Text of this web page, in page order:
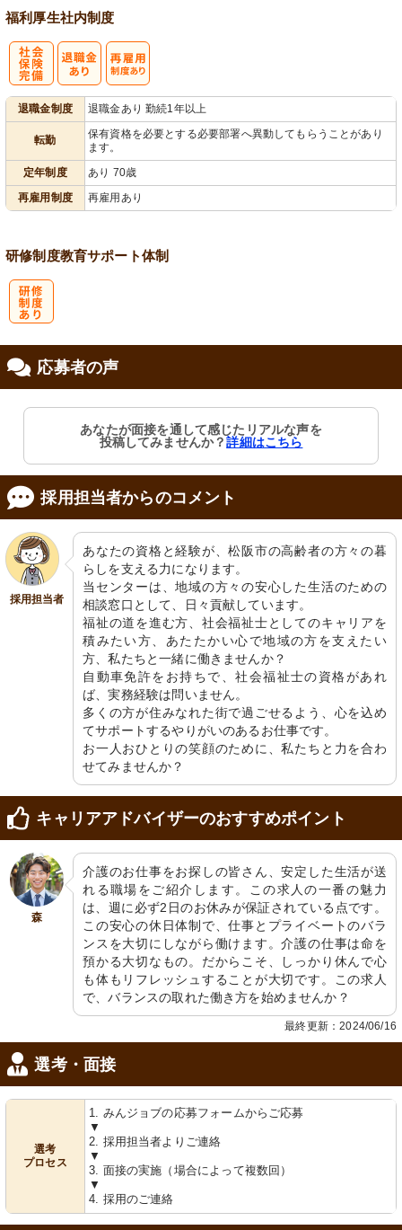
福利厚生社内制度
退職金制度 退職金あり 勤続1年以上
転勤
保有資格を必要とする必要部署へ異動してもらうことがあり
ます。
定年制度
あり 70歳
再雇用制度
再雇用あり
研修制度教育サポート体制
応募者の声
あなたが面接を通して感じたリアルな声を
投稿してみませんか？詳細はこちら
採用担当者からのコメント
採用担当者
あなたの資格と経験が、松阪市の高齢者の方々の暮
らしを支える力になります。
当センターは、地域の方々の安心した生活のための
相談窓口として、日々貢献しています。
福祉の道を進む方、社会福祉士としてのキャリアを
積みたい方、あたたかい心で地域の方を支えたい
方、私たちと一緒に働きませんか？
自動車免許をお持ちで、社会福祉士の資格があれ
ば、実務経験は問いません。
多くの方が住みなれた街で過ごせるよう、心を込め
てサポートするやりがいのあるお仕事です。
お一人おひとりの笑顔のために、私たちと力を合わ
せてみませんか？
キャリアアドバイザーのおすすめポイント
森
介護のお仕事をお探しの皆さん、安定した生活が送
れる職場をご紹介します。この求人の一番の魅力
は、週に必ず2日のお休みが保証されている点です。
この安心の休日体制で、仕事とプライベートのバラ
ンスを大切にしながら働けます。介護の仕事は命を
預かる大切なもの。だからこそ、しっかり休んで心
も体もリフレッシュすることが大切です。この求人
で、バランスの取れた働き方を始めませんか？
最終更新：2024/06/16
選考・面接
選考
プロセス
1. みんジョブの応募フォームからご応募
▼
2. 採用担当者よりご連絡
▼
3. 面接の実施（場合によって複数回）
▼
4. 採用のご連絡